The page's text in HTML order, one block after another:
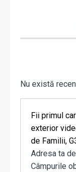
Nu există
Fii primul
exterior
de Familii,
Adresa ta
Câmpurile